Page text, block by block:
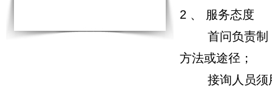
2 、 服务态度
首问负责制：
方法或途径；
接询人员须用